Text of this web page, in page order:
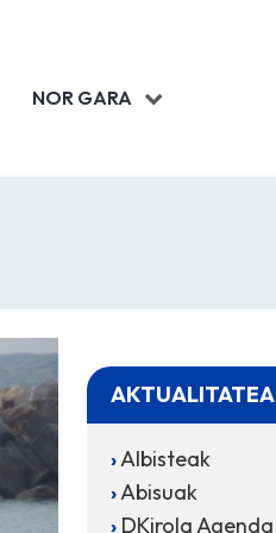
NOR GARA
AKTUALITATEA
Albisteak
Abisuak
DKirola Agenda